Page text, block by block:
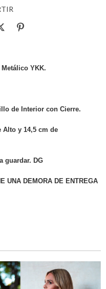
YKK.
de Interior con Cierre.
Alto y 14,5 cm de
guardar. DG
UNA DEMORA DE ENTREGA